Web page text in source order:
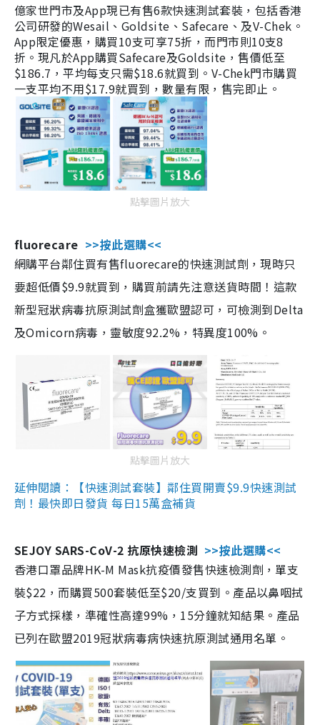
億家世門市及App現已有售6款快速測試套裝，包括香港
公司研發的Wesail、Goldsite、Safecare、及V-Chek。
App限定優惠，購買10支可享75折，而門市則10支8
折。現凡於App購買Safecare及Goldsite，售價低至
$186.7，平均每支只需$18.6就買到。V-Chek門市購買
一支平均不用$17.9就買到，數量有限，售完即止。
點擊圖片放大
fluorecare >>按此選購<<
網購平台鄰住買有售fluorecare的快速測試劑，現時只
要超低價$9.9就買到，購買前請先注意送貨時間！這款
新型冠狀病毒抗原測試劑盒獲歐盟認可，可檢測到Delta
及Omicorn病毒，靈敏度92.2%，特異度100%。
點擊圖片放大
延伸閱讀：【快速測試套裝】鄰住買開賣$9.9快速測試
劑！最快即日發貨 每日15萬盒補貨
SEJOY SARS-CoV-2 抗原快速檢測 >>按此選購<<
香港口罩品牌HK-M Mask抗疫價發售快速檢測劑，單支
裝$22，而購買500套裝低至$20/支買到。產品以鼻咽拭
子方式採樣，準確性高達99%，15分鐘就知結果。產品
已列在歐盟2019冠狀病毒病快速抗原測試通用名單。